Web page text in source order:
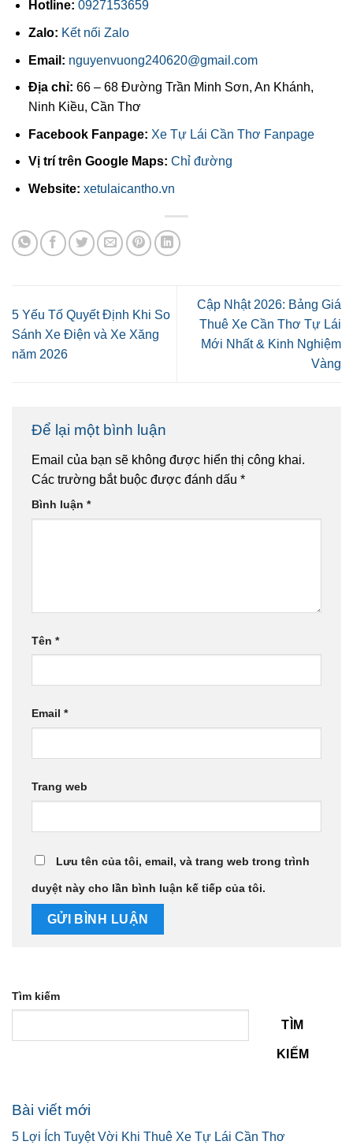
Hotline: 0927153659
Zalo: Kết nối Zalo
Email: nguyenvuong240620@gmail.com
Địa chỉ: 66 – 68 Đường Trần Minh Sơn, An Khánh,
Ninh Kiều, Cần Thơ
Facebook Fanpage: Xe Tự Lái Cần Thơ Fanpage
Vị trí trên Google Maps: Chỉ đường
Website: xetulaicantho.vn
5 Yếu Tố Quyết Định Khi So
Sánh Xe Điện và Xe Xăng
năm 2026
Cập Nhật 2026: Bảng Giá
Thuê Xe Cần Thơ Tự Lái
Mới Nhất & Kinh Nghiệm
Vàng
Để lại một bình luận
Email của bạn sẽ không được hiển thị công khai.
Các trường bắt buộc được đánh dấu *
Bình luận *
Tên *
Email *
Trang web
Lưu tên của tôi, email, và trang web trong trình
duyệt này cho lần bình luận kế tiếp của tôi.
Tìm kiếm
TÌM
KIẾM
Bài viết mới
5 Lợi Ích Tuyệt Vời Khi Thuê Xe Tự Lái Cần Thơ